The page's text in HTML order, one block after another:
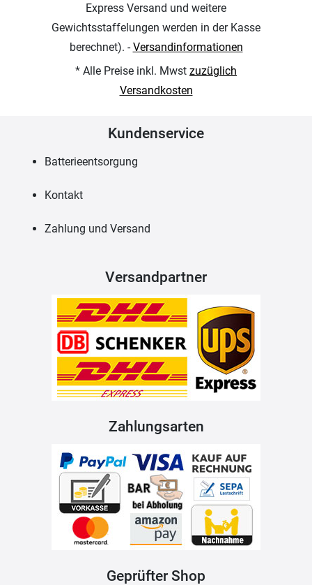
Express Versand und weitere
Gewichtsstaffelungen werden in der Kasse
berechnet). -Versandinformationen
* Alle Preise inkl. Mwst zuzüglich
Versandkosten
Kundenservice
Batterieentsorgung
Kontakt
Zahlung und Versand
Versandpartner
Zahlungsarten
Geprüfter Shop